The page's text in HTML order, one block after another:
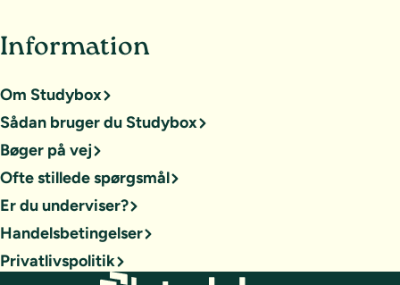
Information
Om Studybox
Sådan bruger du Studybox
Bøger på vej
Ofte stillede spørgsmål
Er du underviser?
Handelsbetingelser
Privatlivspolitik